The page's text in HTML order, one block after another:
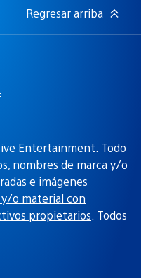
Regresar arriba
Entertainment. Todo
nombres de marca y/o
e imágenes
o material con
propietarios. Todos